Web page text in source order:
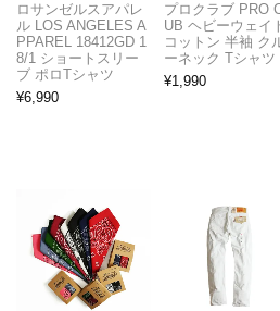
ロサンゼルスアパレ
ル LOS ANGELES A
PPAREL 18412GD 1
8/1 ショートスリー
ブ ポロTシャツ
¥6,990
プロクラブ PRO
UB ヘビーウェイ
コットン 半袖 ク
ーネック Tシャツ
¥1,990